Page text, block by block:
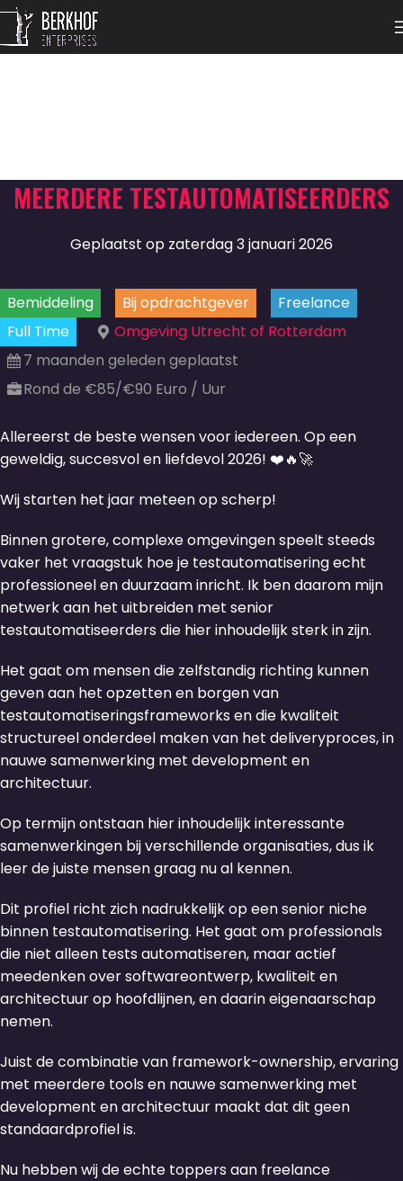
MEERDERE TESTAUTOMATISEERDERS
Geplaatst op zaterdag 3 januari 2026
Bemiddeling Bij opdrachtgever
Freelance
Full Time
Omgeving Utrecht of Rotterdam
7 maanden geleden geplaatst
Rond de €85/€90 Euro / Uur
Allereerst de beste wensen voor iedereen. Op een
geweldig, succesvol en liefdevol 2026! ❤️🔥🚀
Wij starten het jaar meteen op scherp!
Binnen grotere, complexe omgevingen speelt steeds
vaker het vraagstuk hoe je testautomatisering echt
professioneel en duurzaam inricht. Ik ben daarom mijn
netwerk aan het uitbreiden met senior
testautomatiseerders die hier inhoudelijk sterk in zijn.
Het gaat om mensen die zelfstandig richting kunnen
geven aan het opzetten en borgen van
testautomatiseringsframeworks en die kwaliteit
structureel onderdeel maken van het deliveryproces, in
nauwe samenwerking met development en
architectuur.
Op termijn ontstaan hier inhoudelijk interessante
samenwerkingen bij verschillende organisaties, dus ik
leer de juiste mensen graag nu al kennen.
Dit profiel richt zich nadrukkelijk op een senior niche
binnen testautomatisering. Het gaat om professionals
die niet alleen tests automatiseren, maar actief
meedenken over softwareontwerp, kwaliteit en
architectuur op hoofdlijnen, en daarin eigenaarschap
nemen.
Juist de combinatie van framework-ownership, ervaring
met meerdere tools en nauwe samenwerking met
development en architectuur maakt dat dit geen
standaardprofiel is.
Nu hebben wij de echte toppers aan freelance